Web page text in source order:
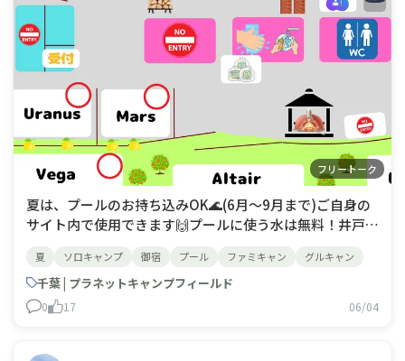
フリートーク
夏は、プールのお持ち込みOK🌊(6月～9月まで)ご自身の
サイト内で使用できます🙌プールに使う水は無料！井戸水
みましょう☀️マップの⭕が使用できるサイトです
夏 ソロキャンプ 御宿 プール ファミキャン グルキャン
千葉 | プラネットキャンプフィールド
0 17 06/04